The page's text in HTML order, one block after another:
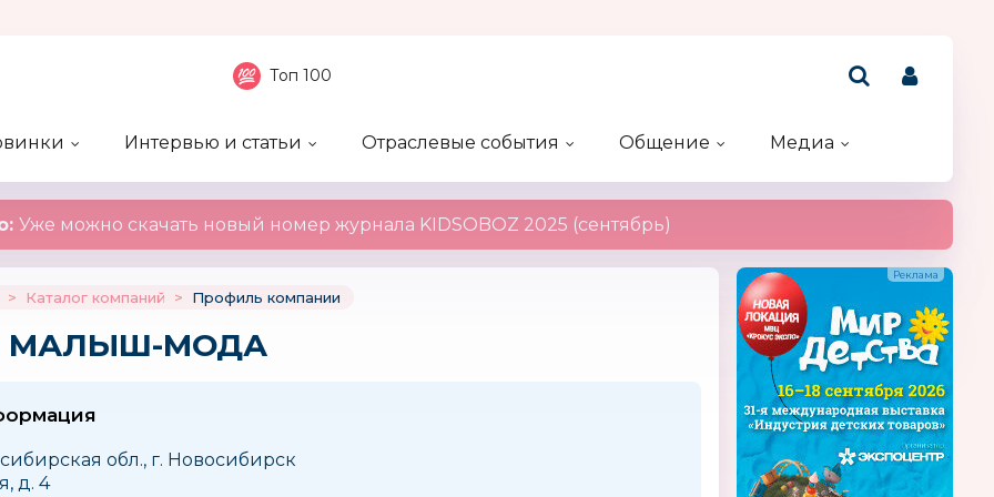
Топ 100
Интервью и статьи
Отраслевые события
Общение
Медиа
Уже можно скачать новый номер журнала KIDSOBOZ 2025 (сентябрь)
> Каталог компаний > Профиль компании
МАЛЫШ-МОДА
обл., г. Новосибирск
д. 4